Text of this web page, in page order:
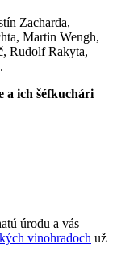
Zacharda,
Martin Wengh,
Rudolf Rakyta,
a ich šéfkuchári
úrodu a vás
vinohradoch už